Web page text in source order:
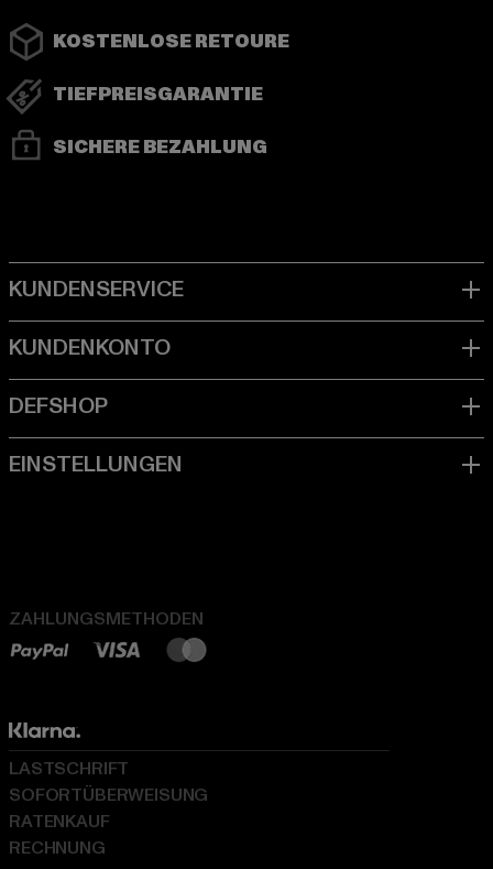
KOSTENLOSE RETOURE
TIEFPREISGARANTIE
SICHERE BEZAHLUNG
ZAHLUNGSMETHODEN
LASTSCHRIFT
SOFORTÜBERWEISUNG
RATENKAUF
RECHNUNG